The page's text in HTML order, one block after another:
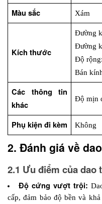
Màu sắc Xám
Kích thước
Đường
Đường
Độ
Bán
Các thông tin
khác
Độ mịn
Phụ kiện đi kèm Không
2. Đánh giá về
2.1 Ưu điểm của dao
Độ cứng vượt trội:
cấp, đảm bảo độ bền và